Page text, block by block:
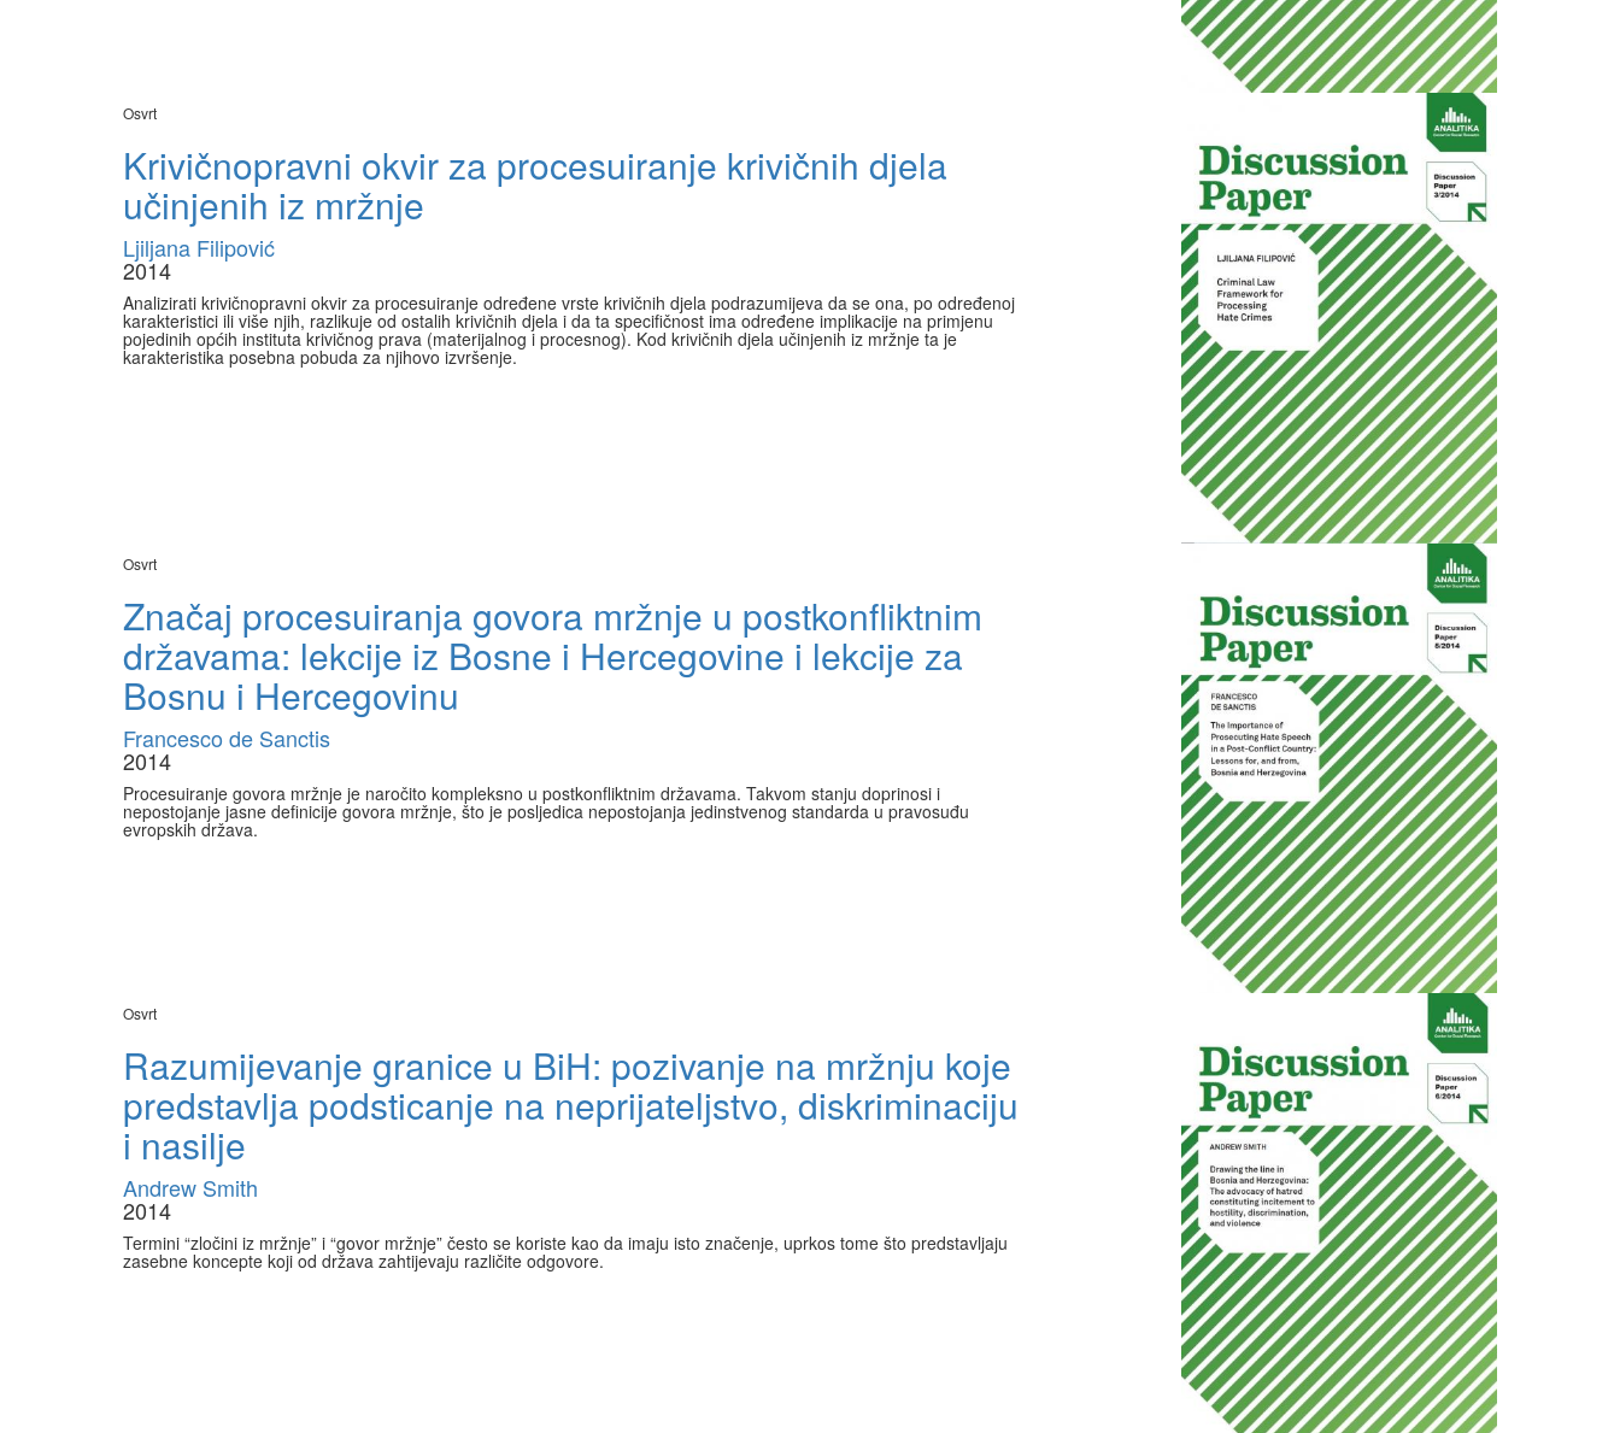
Osvrt
Krivičnopravni okvir za procesuiranje krivičnih djela
učinjenih iz mržnje
Ljiljana Filipović
2014
Analizirati krivičnopravni okvir za procesuiranje određene vrste krivičnih djela podrazumijeva da se ona, po određenoj
karakteristici ili više njih, razlikuje od ostalih krivičnih djela i da ta specifičnost ima određene implikacije na primjenu
pojedinih općih instituta krivičnog prava (materijalnog i procesnog). Kod krivičnih djela učinjenih iz mržnje ta je
karakteristika posebna pobuda za njihovo izvršenje.
Osvrt
Značaj procesuiranja govora mržnje u postkonfliktnim
državama: lekcije iz Bosne i Hercegovine i lekcije za
Bosnu i Hercegovinu
Francesco de Sanctis
2014
Procesuiranje govora mržnje je naročito kompleksno u postkonfliktnim državama. Takvom stanju doprinosi i
nepostojanje jasne definicije govora mržnje, što je posljedica nepostojanja jedinstvenog standarda u pravosuđu
evropskih država.
Osvrt
Razumijevanje granice u BiH: pozivanje na mržnju koje
predstavlja podsticanje na neprijateljstvo, diskriminaciju
i nasilje
Andrew Smith
2014
Termini “zločini iz mržnje” i “govor mržnje” često se koriste kao da imaju isto značenje, uprkos tome što predstavljaju
zasebne koncepte koji od država zahtijevaju različite odgovore.